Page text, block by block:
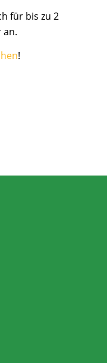
für bis zu 2
an.
!